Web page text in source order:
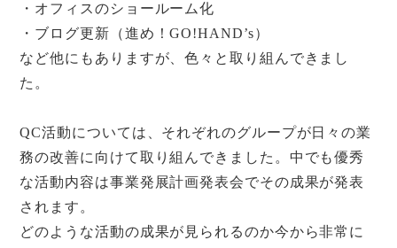
・オフィスのショールーム化
・ブログ更新（進め！GO!HAND’s）
など他にもありますが、色々と取り組んできまし
た。
QC活動については、それぞれのグループが日々の業
務の改善に向けて取り組んできました。中でも優秀
な活動内容は事業発展計画発表会でその成果が発表
されます。
どのような活動の成果が見られるのか今から非常に